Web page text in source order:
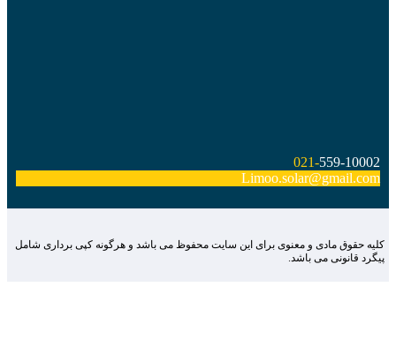
021-559-10002
Limoo.solar@gmail.com
حقوق مادی و معنوی برای این سایت محفوظ می باشد و هرگونه کپی برداری شامل
قانونی می باشد.